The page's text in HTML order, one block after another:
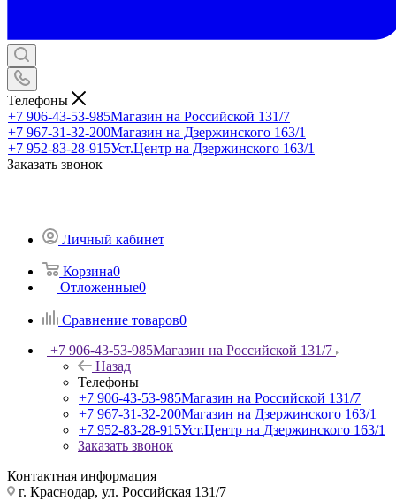
Телефоны
+7 906-43-53-985Магазин на Российской 131/7
+7 967-31-32-200Магазин на Дзержинского 163/1
+7 952-83-28-915Уст.Центр на Дзержинского 163/1
Заказать звонок
Личный кабинет
Корзина0
Отложенные0
Сравнение товаров0
+7 906-43-53-985Магазин на Российской 131/7
Назад
Телефоны
+7 906-43-53-985Магазин на Российской 131/7
+7 967-31-32-200Магазин на Дзержинского 163/1
+7 952-83-28-915Уст.Центр на Дзержинского 163/1
Заказать звонок
Контактная информация
г. Краснодар, ул. Российская 131/7